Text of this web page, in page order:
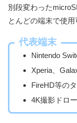
別段変わった
とんどの端末で使用
代表端末
Nintendo
Xperia、
FireHD等の
4K撮影ドロ